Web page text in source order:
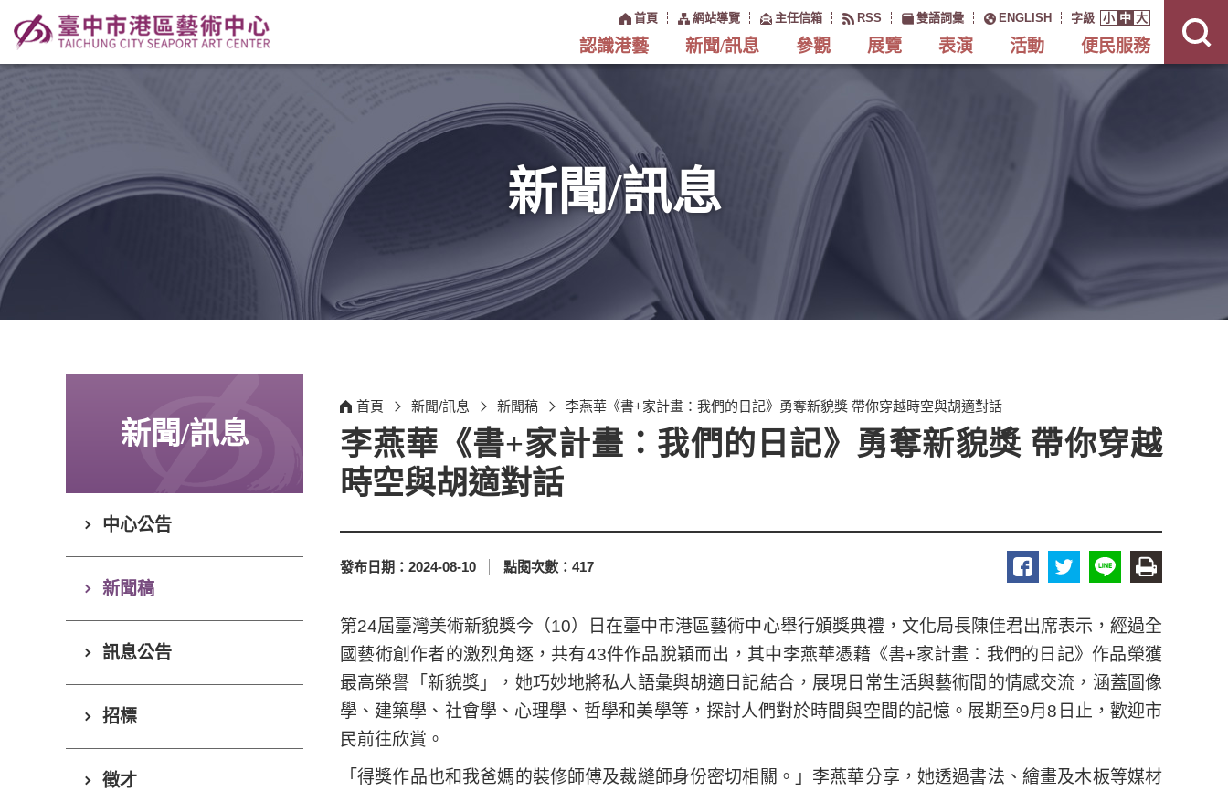
首頁 網站導覽 主任信箱 RSS 雙語詞彙 ENGLISH 字級 小 中 大
認識港藝 新聞/訊息 參觀 展覽 表演 活動 便民服務
網
站
搜
新聞/訊息
新聞/訊息
中心公告
新聞稿
訊息公告
招標
徵才
首頁 新聞/訊息 新聞稿 李燕華《書+家計畫：我們的日記》勇奪新貌獎 帶你穿越時空與胡適對話
李燕華《書+家計畫：我們的日記》勇奪新貌獎 帶你穿越
時空與胡適對話
發布日期： 2024-08-10 點閱次數： 417
第24屆臺灣美術新貌獎今（10）日在臺中市港區藝術中心舉行頒獎典禮，文化局長陳佳君出席表示，經過全
國藝術創作者的激烈角逐，共有43件作品脫穎而出，其中李燕華憑藉《書+家計畫：我們的日記》作品榮獲
最高榮譽「新貌獎」，她巧妙地將私人語彙與胡適日記結合，展現日常生活與藝術間的情感交流，涵蓋圖像
學、建築學、社會學、心理學、哲學和美學等，探討人們對於時間與空間的記憶。展期至9月8日止，歡迎市
民前往欣賞。
「得獎作品也和我爸媽的裝修師傅及裁縫師身份密切相關。」李燕華分享，她透過書法、繪畫及木板等媒材